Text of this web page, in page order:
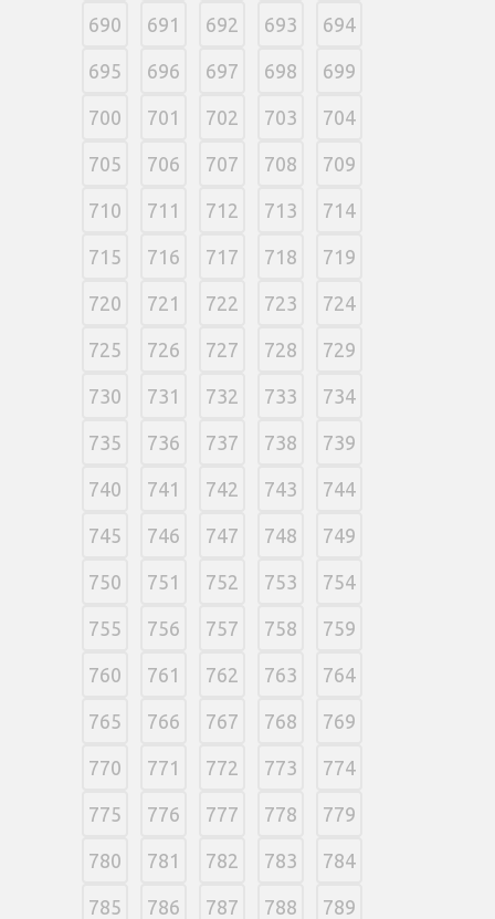
690 691 692 693 694
695 696 697 698 699
700 701 702 703 704
705 706 707 708 709
710 711 712 713 714
715 716 717 718 719
720 721 722 723 724
725 726 727 728 729
730 731 732 733 734
735 736 737 738 739
740 741 742 743 744
745 746 747 748 749
750 751 752 753 754
755 756 757 758 759
760 761 762 763 764
765 766 767 768 769
770 771 772 773 774
775 776 777 778 779
780 781 782 783 784
785 786 787 788 789